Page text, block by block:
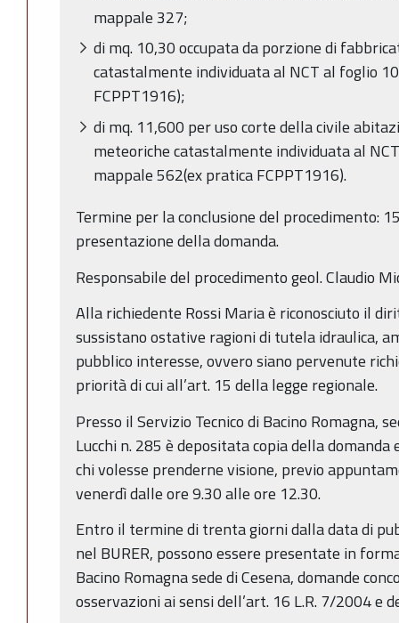
mappale 327;
di mq. 10,30 occupata da porzione di
catastalmente individuata al NCT al foglio
FCPPT1916);
di mq. 11,600 per uso corte della civile
meteoriche catastalmente individuata al
mappale 562(ex pratica FCPPT1916).
Termine per la conclusione del procedimento:
presentazione della domanda.
Responsabile del procedimento geol. Claudio
Alla richiedente Rossi Maria è riconosciuto il
sussistano ostative ragioni di tutela idraulica,
pubblico interesse, ovvero siano pervenute
priorità di cui all’art. 15 della legge regionale.
Presso il Servizio Tecnico di Bacino Romagna,
Lucchi n. 285 è depositata copia della
chi volesse prenderne visione, previo
venerdì dalle ore 9.30 alle ore 12.30.
Entro il termine di trenta giorni dalla data di
nel BURER, possono essere presentate in
Bacino Romagna sede di Cesena, domande
osservazioni ai sensi dell’art. 16 L.R. 7/2004 e